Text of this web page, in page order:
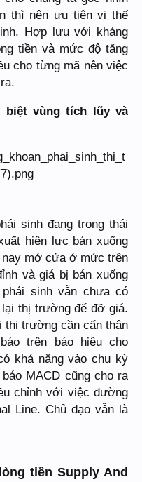
thì nên ưu tiên vị thế
Hợp lưu với kháng
tiền và mức độ tăng
cho từng mã nên việc
biệt vùng tích lũy và
sinh đang trong thái
hiện lực bán xuống
nay mở cửa ở mức trên
và giá bị bán xuống
sinh vẫn chưa có
thị trường để đỡ giá.
thị trường cần cẩn thận
trên báo hiệu cho
khả năng vào chu kỳ
MACD cũng cho ra
chỉnh với việc đường
Line. Chủ đạo vẫn là
tiền Supply And